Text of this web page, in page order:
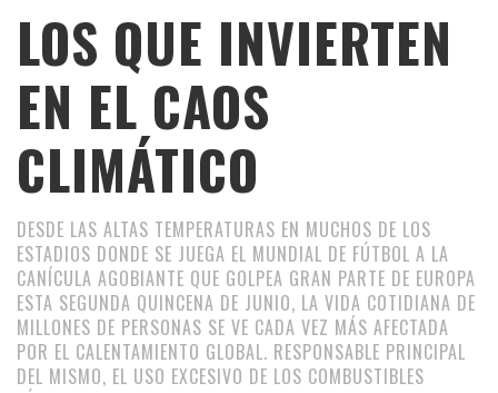
LOS QUE INVIERTEN
EN EL CAOS
CLIMÁTICO
DESDE LAS ALTAS TEMPERATURAS EN MUCHOS DE LOS
ESTADIOS DONDE SE JUEGA EL MUNDIAL DE FÚTBOL A LA
CANÍCULA AGOBIANTE QUE GOLPEA GRAN PARTE DE EUROPA
ESTA SEGUNDA QUINCENA DE JUNIO, LA VIDA COTIDIANA DE
MILLONES DE PERSONAS SE VE CADA VEZ MÁS AFECTADA
POR EL CALENTAMIENTO GLOBAL. RESPONSABLE PRINCIPAL
DEL MISMO, EL USO EXCESIVO DE LOS COMBUSTIBLES